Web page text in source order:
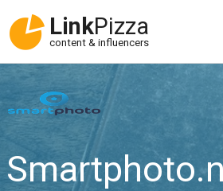
LinkPizza
content & influencers